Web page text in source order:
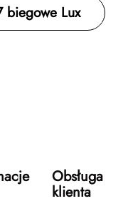
biegowe Lux
Obsługa
klienta